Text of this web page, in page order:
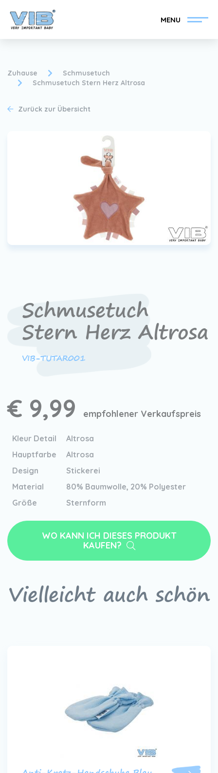
MENU
VIB®-Händler werden
VIB®-Händler werden
Zuhause
Schmusetuch
Schmusetuch Stern Herz Altrosa
Zurück zur Übersicht
Schmusetuch
Stern Herz Altrosa
VIB-TUTAR001
€ 9,99 empfohlener Verkaufspreis
Kleur Detail
Altrosa
Hauptfarbe
Altrosa
Design
Stickerei
Material
80% Baumwolle, 20% Polyester
Größe
Sternform
WO KANN ICH DIESES PRODUKT
KAUFEN?
Vielleicht auch schön